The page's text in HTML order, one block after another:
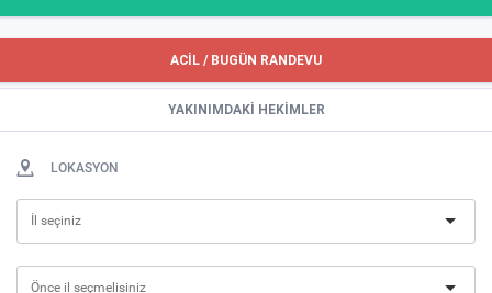
ACİL / BUGÜN RANDEVU
YAKINIMDAKİ HEKİMLER
LOKASYON